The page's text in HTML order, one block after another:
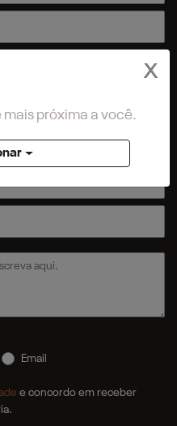
Email
e concordo em receber
X
próxima a você.